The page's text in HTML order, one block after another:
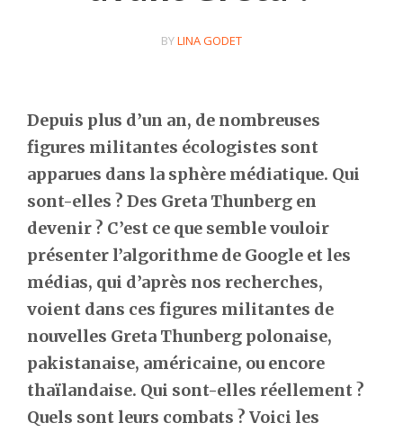
BYLINA GODET
Depuis plus d’un an, de nombreuses
figures militantes écologistes sont
apparues dans la sphère médiatique. Qui
sont-elles ? Des Greta Thunberg en
devenir ? C’est ce que semble vouloir
présenter l’algorithme de Google et les
médias, qui d’après nos recherches,
voient dans ces figures militantes de
nouvelles Greta Thunberg polonaise,
pakistanaise, américaine, ou encore
thaïlandaise. Qui sont-elles réellement ?
Quels sont leurs combats ? Voici les